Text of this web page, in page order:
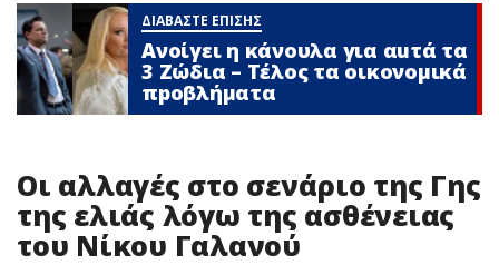
ΔΙΑΒΑΣΤΕ ΕΠΙΣΗΣ
Ανοίγει η κάνουλα για αuτά τα
3 Zώδια – Τέλος τα οικονομικά
πpοβλήματα
Οι αλλαγές στο σενάριο της Γης
της ελιάς λόγω της ασθένειας
του Νίκου Γαλανού